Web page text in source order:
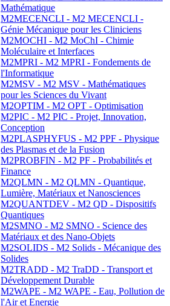
Mathématique
M2MECENCLI - M2 MECENCLI -
Génie Mécanique pour les Cliniciens
M2MOCHI - M2 MoChI - Chimie
Moléculaire et Interfaces
M2MPRI - M2 MPRI - Fondements de
l'Informatique
M2MSV - M2 MSV - Mathématiques
pour les Sciences du Vivant
M2OPTIM - M2 OPT - Optimisation
M2PIC - M2 PIC - Projet, Innovation,
Conception
M2PLASPHYFUS - M2 PPF - Physique
des Plasmas et de la Fusion
M2PROBFIN - M2 PF - Probabilités et
Finance
M2QLMN - M2 QLMN - Quantique,
Lumière, Matériaux et Nanosciences
M2QUANTDEV - M2 QD - Dispositifs
Quantiques
M2SMNO - M2 SMNO - Science des
Matériaux et des Nano-Objets
M2SOLIDS - M2 Solids - Mécanique des
Solides
M2TRADD - M2 TraDD - Transport et
Développement Durable
M2WAPE - M2 WAPE - Eau, Pollution de
l'Air et Energie